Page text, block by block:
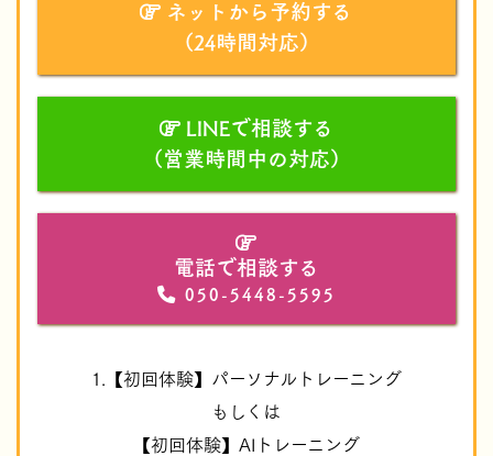
ネットから予約する
（24時間対応）
LINEで相談する
（営業時間中の対応）
電話で相談する
050-5448-5595
1.【初回体験】パーソナルトレーニング
もしくは
【初回体験】AIトレーニング